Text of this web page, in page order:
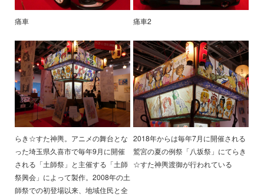
痛車 痛車2
らき☆すた神輿。アニメの舞台とな
った埼玉県久喜市で毎年9月に開催
される「土師祭」と主催する「土師
祭興会」によって製作。2008年の土
師祭での初登場以来、地域住民と全
2018年からは毎年7月に開催される
鷲宮の夏の例祭「八坂祭」にてらき
☆すた神輿渡御が行われている